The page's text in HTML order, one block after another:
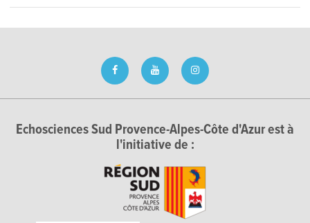
Echosciences Sud Provence-Alpes-Côte d'Azur est à
l'initiative de :